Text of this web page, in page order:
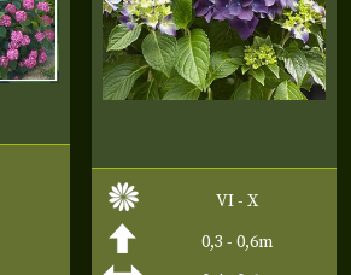
VI - X
0,3 - 0,6m